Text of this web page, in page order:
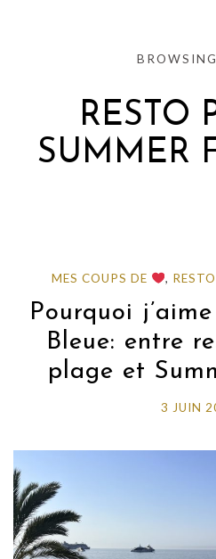
RESTO
SUMMER
MES COUPS DE ,
Pourquoi
Bleue: entre
plage et
3 JUIN